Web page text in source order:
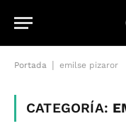
Portada emilse pizaror
CATEGORÍA: